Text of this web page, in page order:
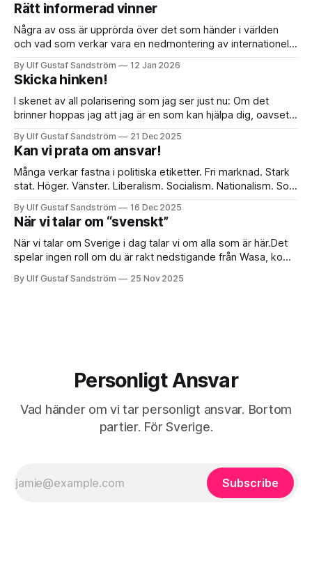
Rätt informerad vinner
Några av oss är upprörda över det som händer i världen
och vad som verkar vara en nedmontering av internationell
som monterades för att stabilisera världen efter andra
världskriget. Jag tror att vi behöver tänka om
By Ulf Gustaf Sandström 12 Jan 2026
Skicka hinken!
I skenet av all polarisering som jag ser just nu: Om det
brinner hoppas jag att jag är en som kan hjälpa dig, oavsett
hoppas jag kunna behålla respekt och värdighet i samtalet.
Personligt ansvar bor för mig i det
By Ulf Gustaf Sandström 21 Dec 2025
Kan vi prata om ansvar!
Många verkar fastna i politiska etiketter. Fri marknad. Stark
stat. Höger. Vänster. Liberalism. Socialism. Nationalism. Som
vi bär på rockslaget. Jag tror vår framtid avgörs i en enklare
och kanske obekväm fråga: vem bär ansvar när människor
skadas, när
By Ulf Gustaf Sandström 16 Dec 2025
När vi talar om “svenskt”
När vi talar om Sverige i dag talar vi om alla som är här.Det
spelar ingen roll om du är rakt nedstigande från Wasa, kom
generationer, har samiska föräldrar eller två utrikes födda
By Ulf Gustaf Sandström 25 Nov 2025
Personligt Ansvar
Vad händer om vi tar personligt ansvar. Bortom
partier. För Sverige.
Subscribe